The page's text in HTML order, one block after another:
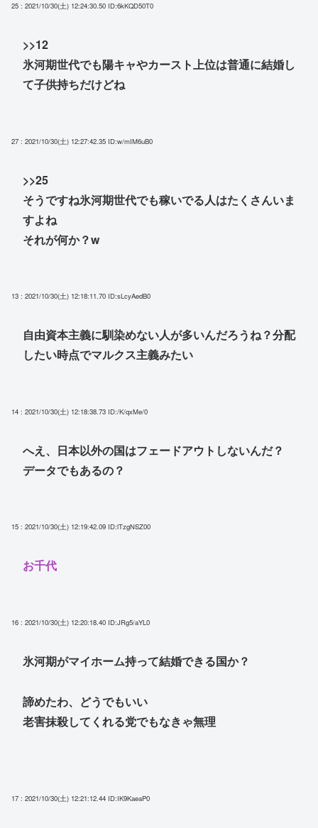
25 : 2021/10/30(土) 12:24:30.50 ID:6kKQD50T0
>>12
氷河期世代でも陽キャやカースト上位は普通に結婚し
て子供持ちだけどね
27 : 2021/10/30(土) 12:27:42.35 ID:w/mIM6uB0
>>25
そうですね氷河期世代でも稼いでる人はたくさんいま
すよね
それが何か？w
13 : 2021/10/30(土) 12:18:11.70 ID:sLcyAedB0
自由資本主義に馴染めない人が多いんだろうね？分配
したい時点でマルクス主義みたい
14 : 2021/10/30(土) 12:18:38.73 ID:/K/qxMe/0
へえ、日本以外の国はフェードアウトしないんだ？
データでもあるの？
15 : 2021/10/30(土) 12:19:42.09 ID:lTzgNSZ00
お千代
16 : 2021/10/30(土) 12:20:18.40 ID:JRg5/aYL0
氷河期がマイホーム持って結婚できる国か？
諦めたわ、どうでもいい
老害抹殺してくれる党でもなきゃ無理
17 : 2021/10/30(土) 12:21:12.44 ID:IK9KaeaP0